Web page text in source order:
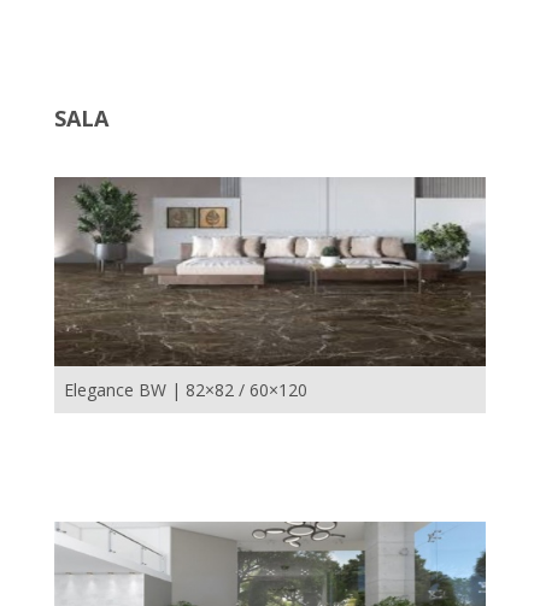
SALA
Elegance BW | 82×82 / 60×120